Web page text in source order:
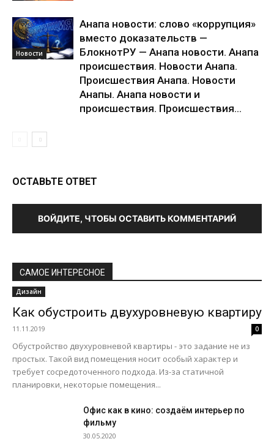
Новости
Анапа новости: слово «коррупция»
вместо доказательств —
БлокнотРУ — Анапа новости. Анапа
происшествия. Новости Анапа.
Происшествия Анапа. Новости
Анапы. Анапа новости и
происшествия. Происшествия...
ОСТАВЬТЕ ОТВЕТ
ВОЙДИТЕ, ЧТОБЫ ОСТАВИТЬ КОММЕНТАРИЙ
САМОЕ ИНТЕРЕСНОЕ
Дизайн
Как обустроить двухуровневую квартиру
11.11.2019 0
Обустройство двухуровневой квартиры - это задание не из
простых. Такой вид помещения носит особый характер и
требует сосредоточенного подхода. Из-за статичной
планировки, некоторые помещения...
Офис как в кино: создаём интерьер по
фильму
30.05.2020